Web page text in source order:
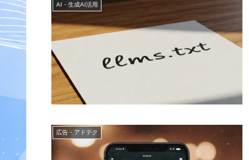
AI・生成AI活用
広告・アドテク